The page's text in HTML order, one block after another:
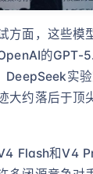
方面，这些模
的GPT-
DeepSeek实
大约落后于顶
Flash和V4